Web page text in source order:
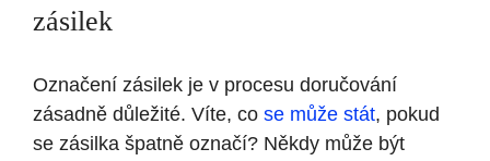
zásilek
Označení zásilek je v procesu doručování
zásadně důležité. Víte, co se může stát, pokud
se zásilka špatně označí? Někdy může být